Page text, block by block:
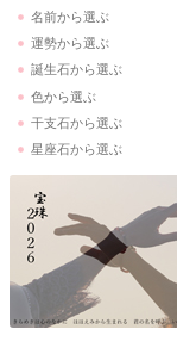
名前から選ぶ
運勢から選ぶ
誕生石から選ぶ
色から選ぶ
干支石から選ぶ
星座石から選ぶ